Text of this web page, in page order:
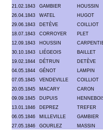
21.02.1843
GAMBIER HOUSSIN
26.04.1843
WATEL HUGOT
29.06.1843
DETÈVE COILLIOT
18.07.1843
CORROYER PLET
12.09.1843
HOUSSIN
30.10.1843
LIÉGEOIS BAILLET
19.02.1844
DÉTRUN DETÈVE
04.05.1844
GÉNOT LAMPIN
07.05.1845
VENDEVILLE COILLIOT
20.05.1845
MACARY CARON
09.09.1845
DUPUIS
13.01.1846
DEPREZ TREFER
06.05.1846
MILLEVILLE GAMBIER
27.05.1846
GOURLEZ MASSIN